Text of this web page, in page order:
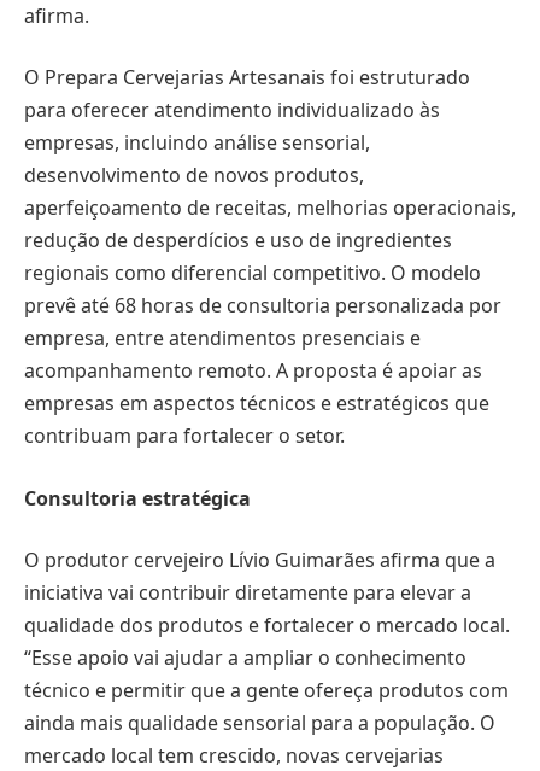
afirma.
O Prepara Cervejarias Artesanais foi estruturado
para oferecer atendimento individualizado às
empresas, incluindo análise sensorial,
desenvolvimento de novos produtos,
aperfeiçoamento de receitas, melhorias operacionais,
redução de desperdícios e uso de ingredientes
regionais como diferencial competitivo. O modelo
prevê até 68 horas de consultoria personalizada por
empresa, entre atendimentos presenciais e
acompanhamento remoto. A proposta é apoiar as
empresas em aspectos técnicos e estratégicos que
contribuam para fortalecer o setor.
Consultoria estratégica
O produtor cervejeiro Lívio Guimarães afirma que a
iniciativa vai contribuir diretamente para elevar a
qualidade dos produtos e fortalecer o mercado local.
“Esse apoio vai ajudar a ampliar o conhecimento
técnico e permitir que a gente ofereça produtos com
ainda mais qualidade sensorial para a população. O
mercado local tem crescido, novas cervejarias